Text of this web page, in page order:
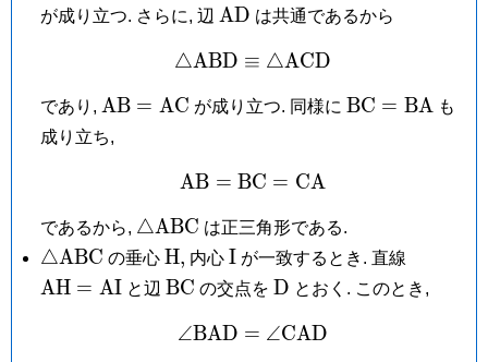
が成り立つ. さらに, 辺 \mathrm{AD}
AD は共通であるから
△ABD ≡ △ACD
であり, \mathrm{AB}
=
\mathrm{AC}
AB = AC が成り立つ. 同様に \mathrm{BC}
BC = BA も
成り立ち,
\mathrm{AB} =
AB = BC = CA
であるから, \triangle\mathrm{ABC}
△ABC は正三角形である.
\triangle\mathrm{ABC}
△ABC の垂心 \mathrm
H,
H, 内心 \mathrm
I
I が一致するとき. 直線
=
AH = AI と辺 \mathrm{BC}
BC の交点を \mathrm
D とおく. このとき,
\angle\mathrm{BAD}
∠BAD = ∠CAD